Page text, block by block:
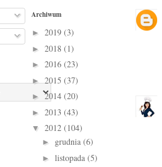
Archiwum
► 2019 (3)
► 2018 (1)
► 2016 (23)
► 2015 (37)
► 2014 (20)
► 2013 (43)
▼ 2012 (104)
► grudnia (6)
► listopada (5)